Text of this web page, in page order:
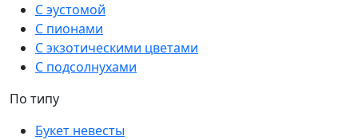
С эустомой
С пионами
С экзотическими цветами
С подсолнухами
По типу
Букет невесты